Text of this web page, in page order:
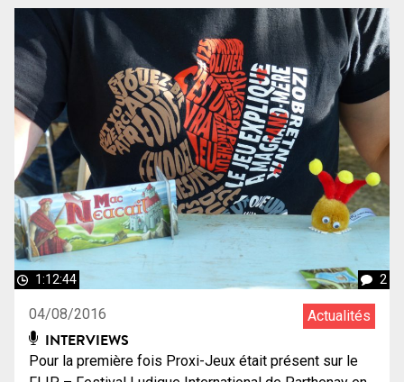
1:12:44 2
04/08/2016 Actualités
INTERVIEWS
Pour la première fois Proxi-Jeux était présent sur le